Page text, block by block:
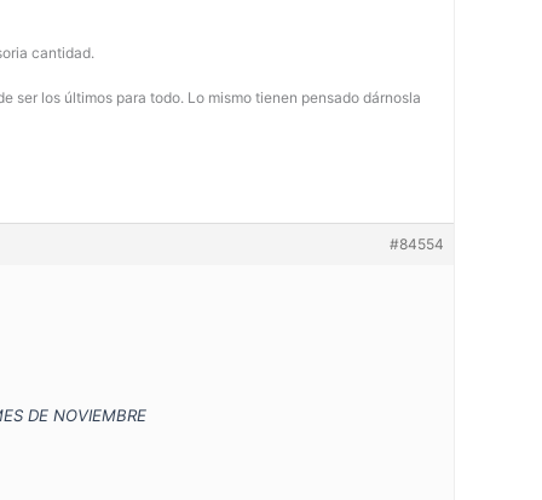
cantidad.
ser los últimos para todo. Lo mismo tienen pensado dárnosla
#84554
DE NOVIEMBRE